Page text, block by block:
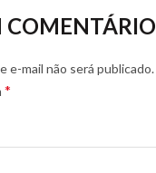
COMENTÁRIO
e-mail não será publicado.
*